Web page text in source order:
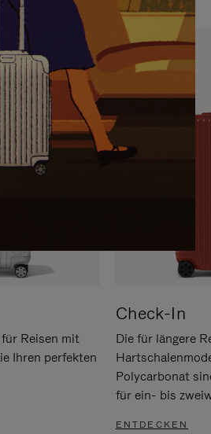
Reisen mit
Ihren perfekten
Check-In
Die für längere
Polycarbonat
für ein- bis
ENTDECKEN